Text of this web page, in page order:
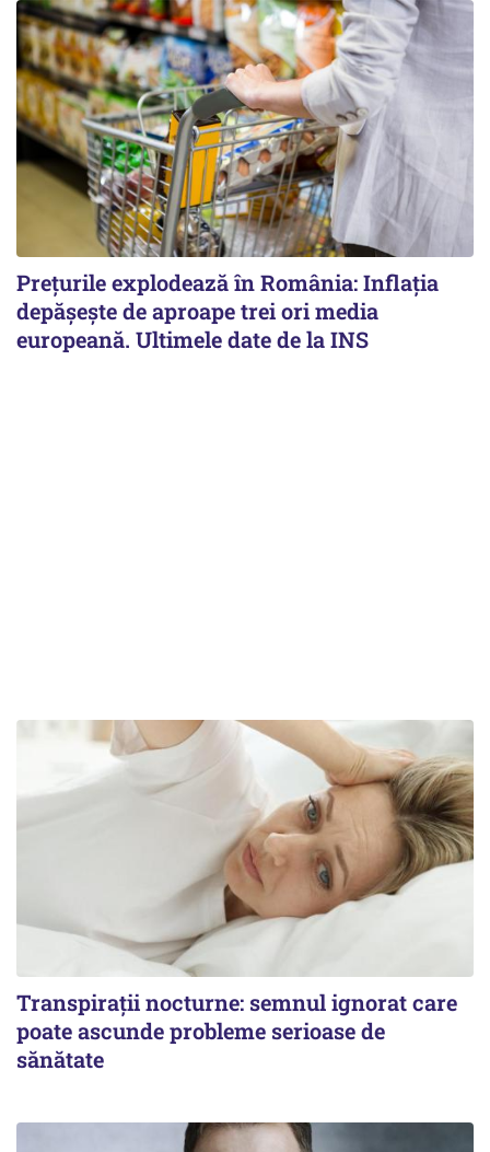
Prețurile explodează în România: Inflația
depășește de aproape trei ori media
europeană. Ultimele date de la INS
Transpirații nocturne: semnul ignorat care
poate ascunde probleme serioase de
sănătate